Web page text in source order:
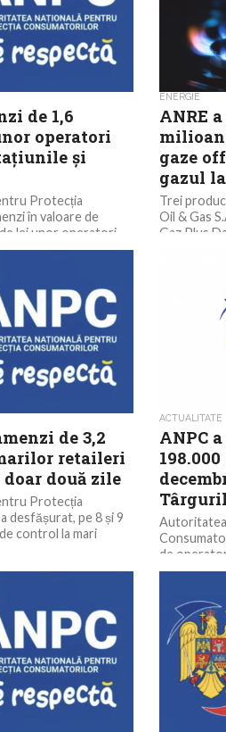
de 1,6
operatori
și
Protecția
în valoare de
lei unor operatori
ENERGIE
ANRE
gaze
gazul
Trei
Oil & Gas
Gaz Plus
de 3,2
retaileri
două zile
Protecția
desfășurat, pe 8 și 9
control la mari
ACTUALITATE
ANPC
de
din